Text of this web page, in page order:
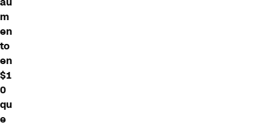
m
en
to
en
$1
0
qu
e